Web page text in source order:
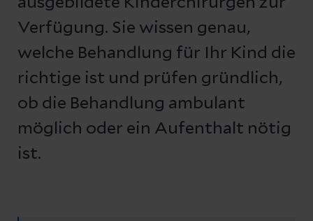
Verfügung. Sie wissen genau,
welche Behandlung für Ihr Kind die
richtige ist und prüfen gründlich,
ob die Behandlung ambulant
möglich oder ein Aufenthalt nötig
ist.